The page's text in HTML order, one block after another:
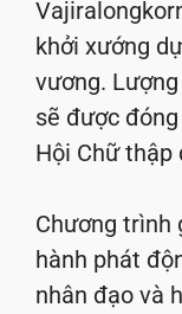
khởi xướng
vương.
sẽ được
Hội Chữ thập
Chương trình
hành phát
nhân đạo và